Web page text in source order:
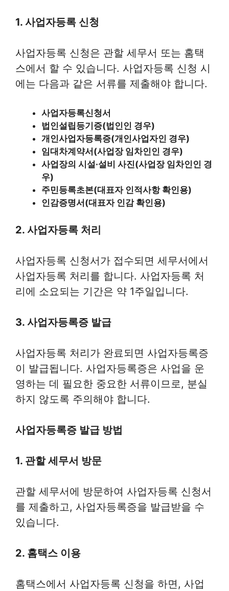
1. 사업자등록 신청
사업자등록 신청은 관할 세무서 또는 홈택
스에서 할 수 있습니다. 사업자등록 신청 시
에는 다음과 같은 서류를 제출해야 합니다.
사업자등록신청서
법인설립등기증(법인인 경우)
개인사업자등록증(개인사업자인 경우)
임대차계약서(사업장 임차인인 경우)
사업장의 시설·설비 사진(사업장 임차인인 경
우)
주민등록초본(대표자 인적사항 확인용)
인감증명서(대표자 인감 확인용)
2. 사업자등록 처리
사업자등록 신청서가 접수되면 세무서에서
사업자등록 처리를 합니다. 사업자등록 처
리에 소요되는 기간은 약 1주일입니다.
3. 사업자등록증 발급
사업자등록 처리가 완료되면 사업자등록증
이 발급됩니다. 사업자등록증은 사업을 운
영하는 데 필요한 중요한 서류이므로, 분실
하지 않도록 주의해야 합니다.
사업자등록증 발급 방법
1. 관할 세무서 방문
관할 세무서에 방문하여 사업자등록 신청서
를 제출하고, 사업자등록증을 발급받을 수
있습니다.
2. 홈택스 이용
홈택스에서 사업자등록 신청을 하면, 사업